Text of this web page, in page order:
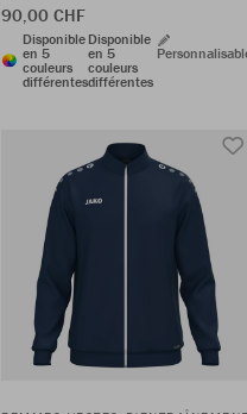
90,00 CHF
Disponible
en 5
couleurs
différentes
Disponible
en 5
couleurs
différentes